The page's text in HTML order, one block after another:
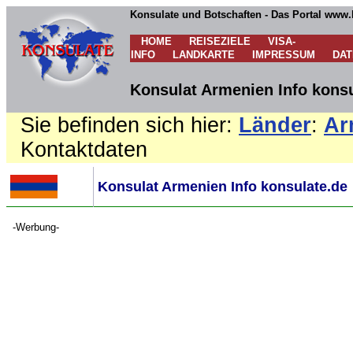
Konsulate und Botschaften - Das Portal
HOME REISEZIELE
VISA-
INFO
LANDKARTE IMPRESSUM
Konsulat Armenien Info
Sie befinden sich hier: Länder:
Kontaktdaten
Konsulat Armenien Info konsulate.de
-Werbung-